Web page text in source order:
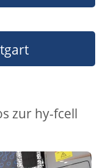
zur hy-fcell